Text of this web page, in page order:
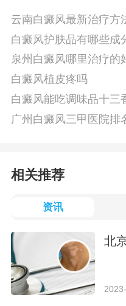
云南白癜风最新治疗方
白癜风护肤品有哪些成
泉州白癜风哪里治疗的
白癜风植皮疼吗
白癜风能吃调味品十三
广州白癜风三甲医院排
相关推荐
资讯
北